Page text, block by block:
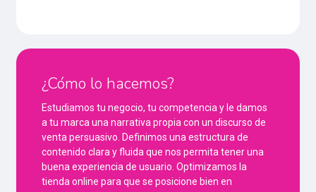
¿Cómo lo hacemos?
Estudiamos tu negocio, tu competencia y le damos
a tu marca una narrativa propia con un discurso de
venta persuasivo. Definimos una estructura de
contenido clara y fluida que nos permita tener una
buena experiencia de usuario. Optimizamos la
tienda online para que se posicione bien en